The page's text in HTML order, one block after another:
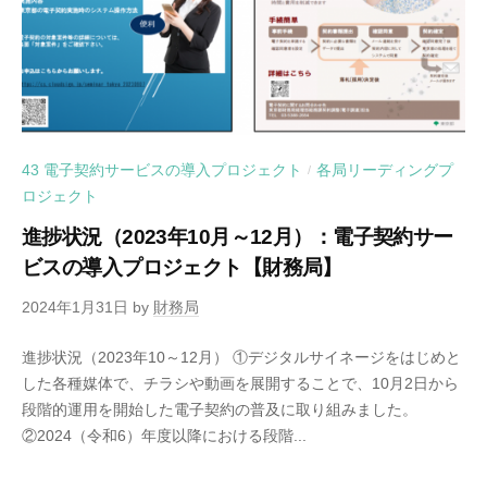
43 電子契約サービスの導入プロジェクト / 各局リーディングプ
ロジェクト
進捗状況（2023年10月～12月）：電子契約サー
ビスの導入プロジェクト【財務局】
2024年1月31日 by 財務局
進捗状況（2023年10～12月） ①デジタルサイネージをはじめと
した各種媒体で、チラシや動画を展開することで、10月2日から
段階的運用を開始した電子契約の普及に取り組みました。
②2024（令和6）年度以降における段階...